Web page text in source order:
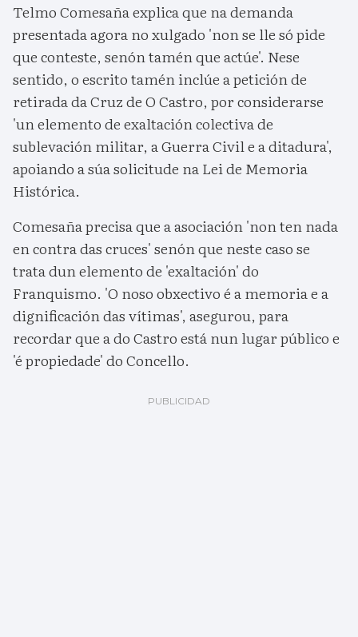
Telmo Comesaña explica que na demanda
presentada agora no xulgado 'non se lle só pide
que conteste, senón tamén que actúe'. Nese
sentido, o escrito tamén inclúe a petición de
retirada da Cruz de O Castro, por considerarse
'un elemento de exaltación colectiva de
sublevación militar, a Guerra Civil e a ditadura',
apoiando a súa solicitude na Lei de Memoria
Histórica.
Comesaña precisa que a asociación 'non ten nada
en contra das cruces' senón que neste caso se
trata dun elemento de 'exaltación' do
Franquismo. 'O noso obxectivo é a memoria e a
dignificación das vítimas', asegurou, para
recordar que a do Castro está nun lugar público e
'é propiedade' do Concello.